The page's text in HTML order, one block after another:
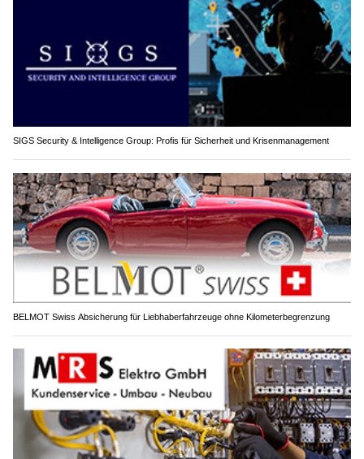
SIGS Security & Intelligence Group: Profis für Sicherheit und Krisenmanagement
BELMOT Swiss Absicherung für Liebhaberfahrzeuge ohne Kilometerbegrenzung